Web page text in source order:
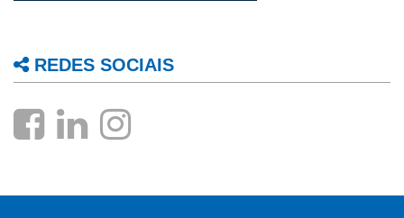
REDES SOCIAIS